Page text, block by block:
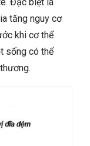
tăng nguy cơ
khi cơ thể
sống có thể